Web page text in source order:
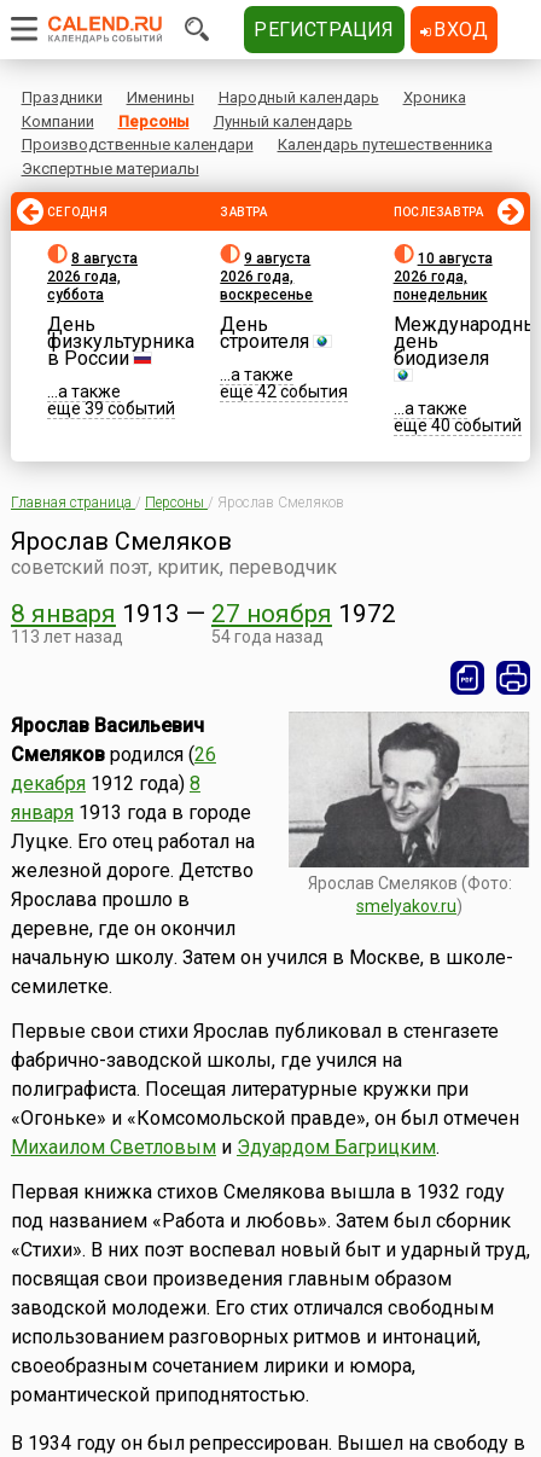
Праздники Именины Народный календарь
Хроника
Компании
Персоны
Лунный календарь
Производственные календари
Календарь путешественника
Экспертные материалы
СЕГОДНЯ
8 августа
2026 года,
суббота
День
физкультурника
в России
...а также
еще 39 событий
ЗАВТРА
9 августа
2026 года,
воскресенье
День
строителя
...а также
еще 42 события
ПОСЛЕЗАВТРА
10 августа
2026 года,
понедельник
день
биодизеля
...а также
еще 40 событий
Главная страница / Персоны / Ярослав Смеляков
Ярослав Смеляков
советский поэт, критик, переводчик
8 января 1913
113 лет назад
— 27 ноября 1972
54 года назад
Ярослав Смеляков (Фото:
smelyakov.ru)
Ярослав Васильевич
Смеляковродился (26
декабря1912 года) 8
января1913 года в городе
Луцке. Его отец работал на
железной дороге. Детство
Ярослава прошло в
деревне, где он окончил
начальную школу. Затем он учился в Москве, в школе-
семилетке.
Первые свои стихи Ярослав публиковал в стенгазете
фабрично-заводской школы, где учился на
полиграфиста. Посещая литературные кружки при
«Огоньке» и «Комсомольской правде», он был отмечен
Михаилом Светловыми Эдуардом Багрицким.
Первая книжка стихов Смелякова вышла в 1932 году
под названием «Работа и любовь». Затем был сборник
«Стихи». В них поэт воспевал новый быт и ударный труд,
посвящая свои произведения главным образом
заводской молодежи. Его стих отличался свободным
использованием разговорных ритмов и интонаций,
своеобразным сочетанием лирики и юмора,
романтической приподнятостью.
В 1934 году он был репрессирован. Вышел на свободу в
РЕГИСТРАЦИЯ ВХОД